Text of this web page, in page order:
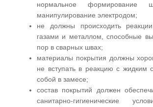
нормальное
манипулирование электродом;
не должны происходить
газами и металлом, способные
пор в сварных швах;
материалы покрытия должны
не вступать в реакцию с жидким
собой в замесе;
состав покрытий должен
санитарно-гигиенические